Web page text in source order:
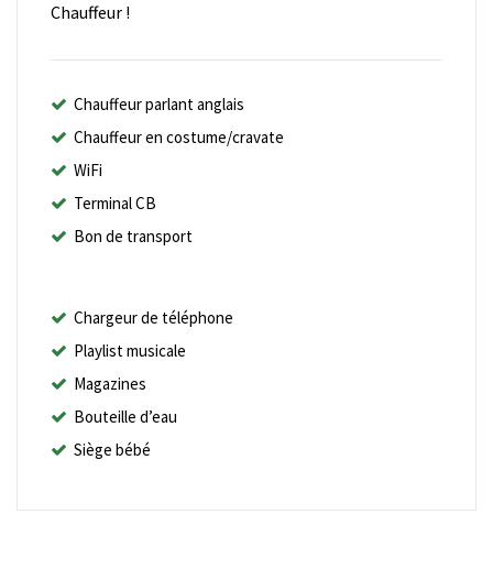
Chauffeur !
Chauffeur parlant anglais
Chauffeur en costume/cravate
WiFi
Terminal CB
Bon de transport
Chargeur de téléphone
Playlist musicale
Magazines
Bouteille d’eau
Siège bébé